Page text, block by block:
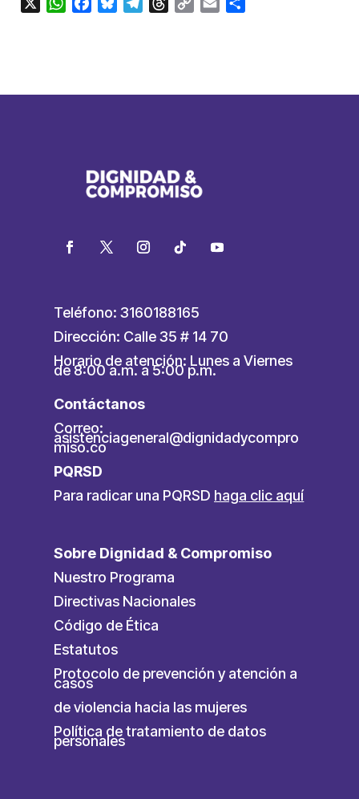
WhatsApp
FacebookBlueskyTelegramThreads
Copy Email
Teléfono: 3160188165
Dirección: Calle 35 # 14 70
Horario de atención: Lunes a Viernes
de 8:00 a.m. a 5:00 p.m.
Contáctanos
Correo:
asistenciageneral@dignidadycompro
miso.co
PQRSD
Para radicar una PQRSD haga clic aquí
Sobre Dignidad & Compromiso
Nuestro Programa
Directivas Nacionales
Código de Ética
Estatutos
Protocolo de prevención y atención a
casos
de violencia hacia las mujeres
Política de tratamiento de datos
personales